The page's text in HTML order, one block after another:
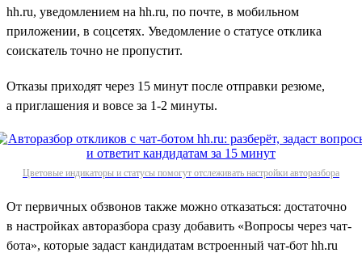
hh.ru, уведомлением на hh.ru, по почте, в мобильном
приложении, в соцсетях. Уведомление о статусе отклика
соискатель точно не пропустит.
Отказы приходят через 15 минут после отправки резюме,
а приглашения и вовсе за 1‑2 минуты.
Цветовые индикаторы и статусы помогут отслеживать настройки авторазбора
От первичных обзвонов также можно отказаться: достаточно
в настройках авторазбора сразу добавить «Вопросы через чат-
бота», которые задаст кандидатам встроенный чат-бот hh.ru